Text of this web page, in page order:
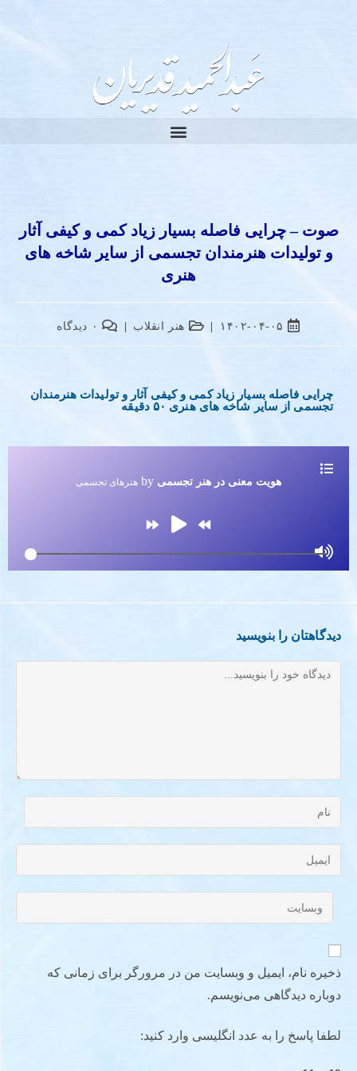
صوت – چرایی فاصله بسیار زیاد کمی و کیفی آثار
و تولیدات هنرمندان تجسمی از سایر شاخه های
هنری
۱۴۰۲-۰۴-۰۵ هنر انقلاب ۰ دیدگاه
چرایی فاصله بسیار زیاد کمی و کیفی آثار و تولیدات هنرمندان
تجسمی از سایر شاخه های هنری ۵۰ دقیقه
هویت معنی در هنر تجسمی by هنرهای تجسمی
دیدگاهتان را بنویسید
ذخیره نام، ایمیل و وبسایت من در مرورگر برای زمانی که
دوباره دیدگاهی می‌نویسم.
لطفا پاسخ را به عدد انگلیسی وارد کنید: